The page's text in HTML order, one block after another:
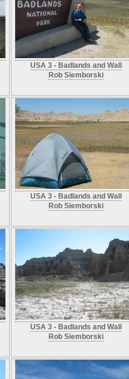
USA 3 - Badlands and Wall
Rob Siemborski
USA 3 - Badlands and Wall
Rob Siemborski
USA 3 - Badlands and Wall
Rob Siemborski